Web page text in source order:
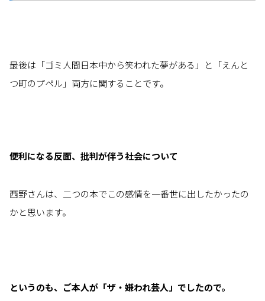
最後は「ゴミ人間日本中から笑われた夢がある」と「えんと
つ町のプペル」両方に関することです。
便利になる反面、批判が伴う社会について
西野さんは、二つの本でこの感情を一番世に出したかったの
かと思います。
というのも、ご本人が「ザ・嫌われ芸人」でしたので。